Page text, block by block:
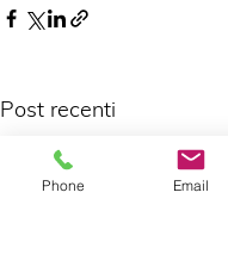
Post recenti
Phone Email